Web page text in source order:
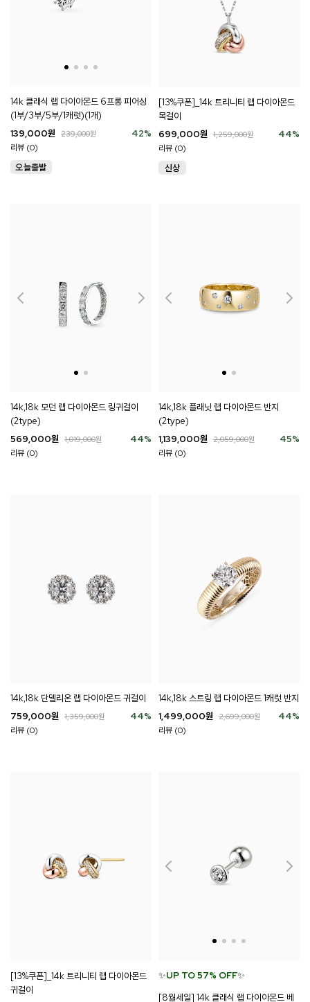
14k 클래식 랩 다이아몬드 6프롱 피어싱
(1부/3부/5부/1캐럿)(1개)
42%
139,000원 239,000원
리뷰 (0)
[13%쿠폰]_14k 트리니티 랩 다이아몬드
목걸이
44%
699,000원 1,259,000원
리뷰 (0)
14k,18k 모던 랩 다이아몬드 링귀걸이
(2type)
44%
569,000원 1,019,000원
리뷰 (0)
14k,18k 플래닛 랩 다이아몬드 반지
(2type)
45%
1,139,000원 2,059,000원
리뷰 (0)
14k,18k 단델리온 랩 다이아몬드 귀걸이
44%
759,000원 1,359,000원
리뷰 (0)
14k,18k 스트링 랩 다이아몬드 1캐럿 반지
44%
1,499,000원 2,699,000원
리뷰 (0)
[13%쿠폰]_14k 트리니티 랩 다이아몬드
귀걸이
✨UP TO 57% OFF✨
[8월세일] 14k 클래식 랩 다이아몬드 베